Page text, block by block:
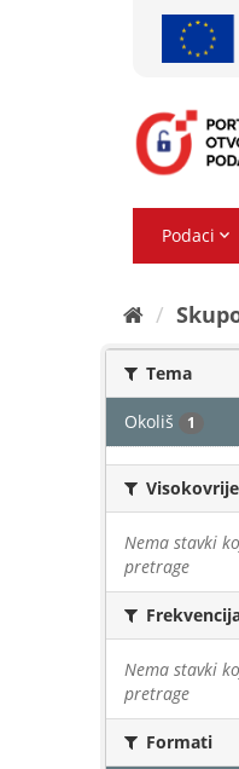
Tema
Okoliš 1
Nema stavki
pretrage
Nema stavki
pretrage
Formati